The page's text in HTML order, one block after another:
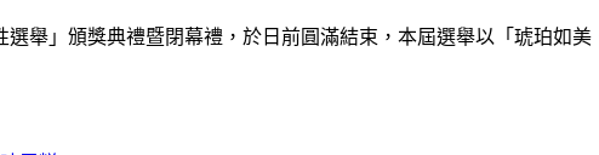
選舉」頒獎典禮暨閉幕禮，於日前圓滿結束，本屆選舉以「琥珀如